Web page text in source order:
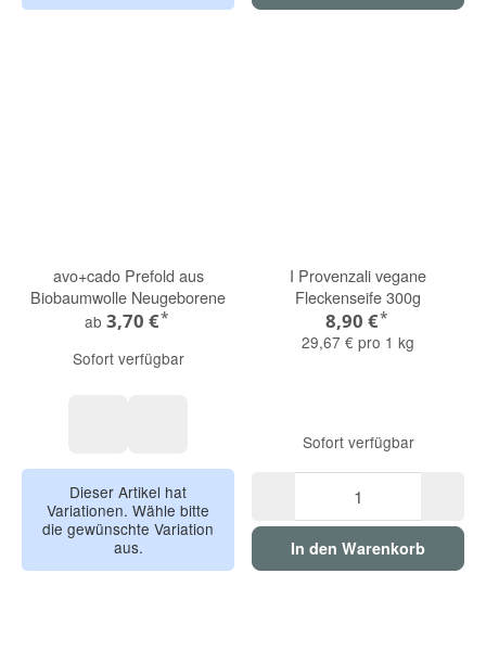
avo+cado Prefold aus
Biobaumwolle Neugeborene
ab 3,70 €*
Sofort verfügbar
Dieser Artikel hat
Variationen. Wähle bitte
die gewünschte Variation
aus.
I Provenzali vegane
Fleckenseife 300g
8,90 €*
29,67 € pro 1 kg
Sofort verfügbar
In den Warenkorb